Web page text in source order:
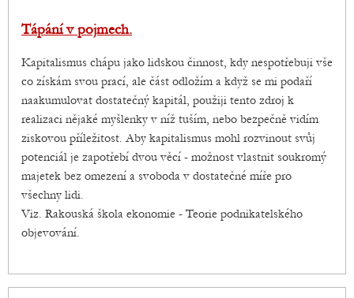
Tápání v pojmech.
Kapitalismus chápu jako lidskou činnost, kdy nespotřebuji vše
co získám svou prací, ale část odložím a když se mi podaří
naakumulovat dostatečný kapitál, použiji tento zdroj k
realizaci nějaké myšlenky v níž tuším, nebo bezpečně vidím
ziskovou příležitost. Aby kapitalismus mohl rozvinout svůj
potenciál je zapotřebí dvou věcí - možnost vlastnit soukromý
majetek bez omezení a svoboda v dostatečné míře pro
všechny lidi.
Viz. Rakouská škola ekonomie - Teorie podnikatelského
objevování.